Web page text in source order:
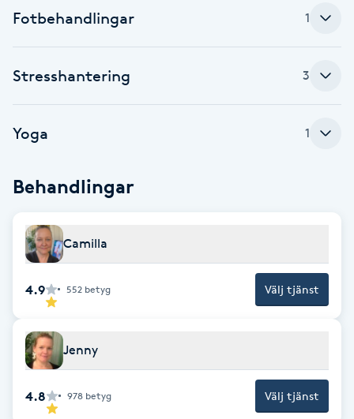
Extensions borttagning
Face framing
Faceliftmassage
Fettreducering
Fibromassage
Fillers
Fotbehandlingar 1
Stresshantering 3
Yoga 1
Behandlingar
Camilla
4.9 552 betyg Välj tjänst
Jenny
4.8 978 betyg Välj tjänst